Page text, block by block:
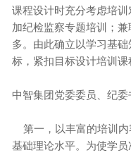
课程设计时充分考虑培
加纪检监察专题培训；
多。由此确立以学习基
标，紧扣目标设计培训课
中智集团党委委员、纪委
第一，以丰富的培训内
基础理论水平。为使学